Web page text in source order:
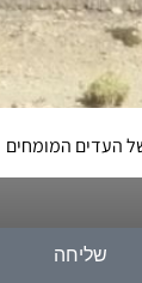
העדים המומחים
שליחה